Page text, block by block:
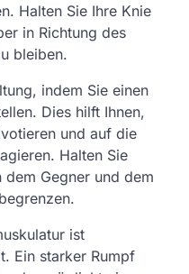
Halten Sie Ihre Knie
in Richtung des
bleiben.
indem Sie einen
Dies hilft Ihnen,
und auf die
Halten Sie
Gegner und dem
ist
Ein starker Rumpf